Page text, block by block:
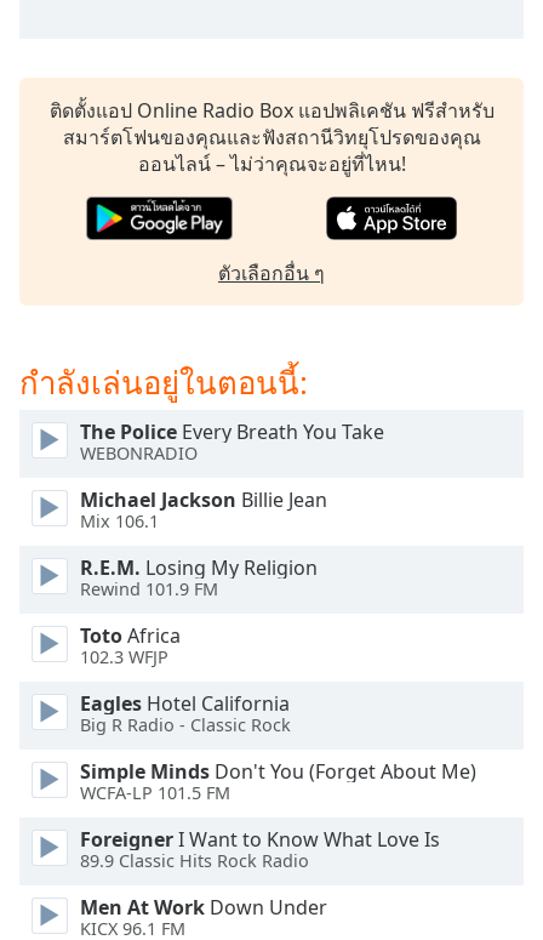
Chapters
Descriptions
selected
settings
opens
subtitles
settings
subtitles
off
Audio
Picture-
Picture
Fullscreen
modal
window.
Beginning
ติดตั้งแอป Online Radio Box แอปพลิเคชัน ฟรีสำหรับ
สมาร์ตโฟนของคุณและฟังสถานีวิทยุโปรดของคุณ
ออนไลน์ – ไม่ว่าคุณจะอยู่ที่ไหน!
ตัวเลือกอื่น ๆ
กำลังเล่นอยู่ในตอนนี้:
The Police Every Breath You Take
WEBONRADIO
Michael Jackson Billie Jean
Mix 106.1
R.E.M. Losing My Religion
Rewind 101.9 FM
TotoAfrica
102.3 WFJP
Eagles Hotel California
Big R Radio - Classic Rock
Simple Minds Don't You (Forget About Me)
WCFA-LP 101.5 FM
ForeignerI Want to Know What Love Is
89.9 Classic Hits Rock Radio
Men At Work Down Under
KICX 96.1 FM